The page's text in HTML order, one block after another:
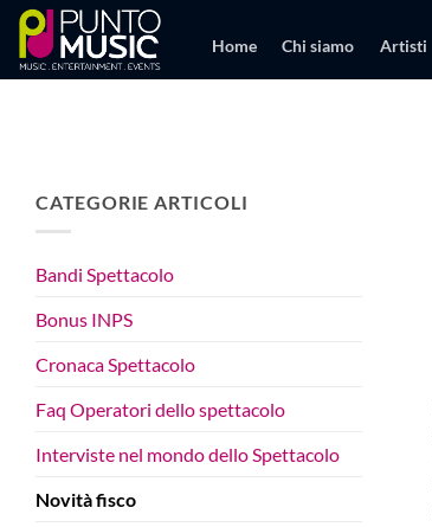
Salta
contenuti
Home Chi siamo Artisti
CATEGORIE ARTICOLI
Bandi Spettacolo
Bonus INPS
Cronaca Spettacolo
Faq Operatori dello spettacolo
Interviste nel mondo dello Spettacolo
Novità fisco